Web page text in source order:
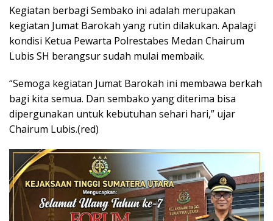
Kegiatan berbagi Sembako ini adalah merupakan
kegiatan Jumat Barokah yang rutin dilakukan. Apalagi
kondisi Ketua Pewarta Polrestabes Medan Chairum
Lubis SH berangsur sudah mulai membaik.
“Semoga kegiatan Jumat Barokah ini membawa berkah
bagi kita semua. Dan sembako yang diterima bisa
dipergunakan untuk kebutuhan sehari hari,” ujar
Chairum Lubis.(red)